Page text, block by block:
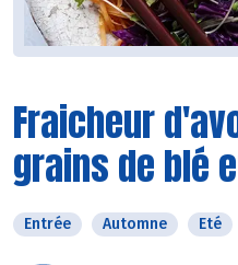
Fraicheur
grains de blé
Entrée Automne Eté